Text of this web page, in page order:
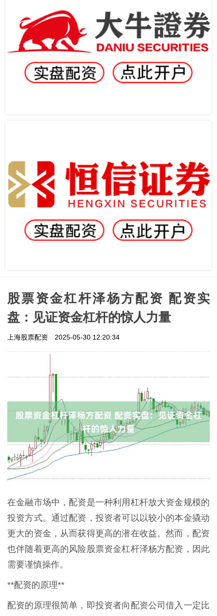
股票资金杠杆泽杨方配资 配资实
盘：见证资金杠杆的惊人力量
上海股票配资 2025-05-30 12:20:34
在金融市场中，配资是一种利用杠杆放大资金规模的
投资方式。通过配资，投资者可以以较小的本金撬动
更大的资金，从而获得更高的潜在收益。然而，配资
也伴随着更高的风险股票资金杠杆泽杨方配资，因此
需要谨慎操作。
**配资的原理**
配资的原理很简单，即投资者向配资公司借入一定比